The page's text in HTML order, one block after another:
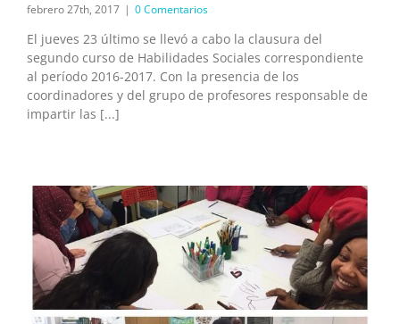
febrero 27th, 2017 | 0 Comentarios
El jueves 23 último se llevó a cabo la clausura del
segundo curso de Habilidades Sociales correspondiente
al período 2016-2017. Con la presencia de los
coordinadores y del grupo de profesores responsable de
impartir las [...]